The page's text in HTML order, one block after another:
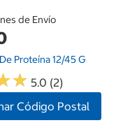
de Envío
Proteína 12/45 G
★
★ 5.0 (2)
Código Postal